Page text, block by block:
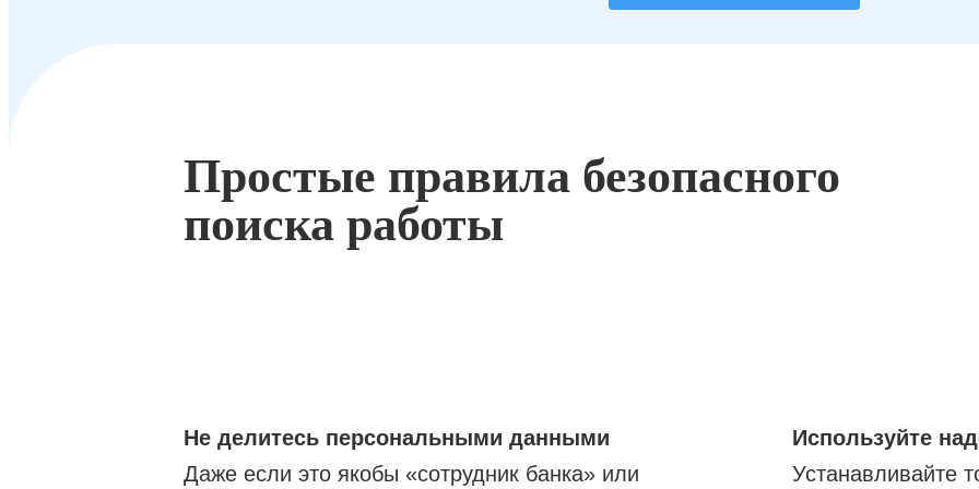
Простые правила безопасного
поиска работы
Не делитесь персональными данными
Даже если это якобы «сотрудник банка» или
Используйте
Устанавливайте